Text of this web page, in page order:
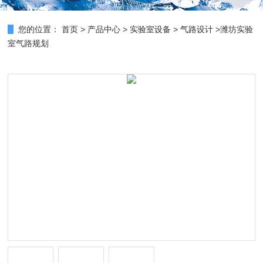
您的位置： 首页 > 产品中心 > 实验室设备 >气路设计 >潍坊实验
室气路规划